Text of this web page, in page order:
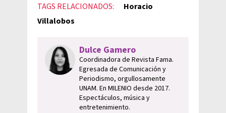
TAGS RELACIONADOS:
Horacio
Villalobos
Dulce Gamero
Coordinadora de Revista Fama.
Egresada de Comunicación y
Periodismo, orgullosamente
UNAM. En MILENIO desde 2017.
Espectáculos, música y
entretenimiento.